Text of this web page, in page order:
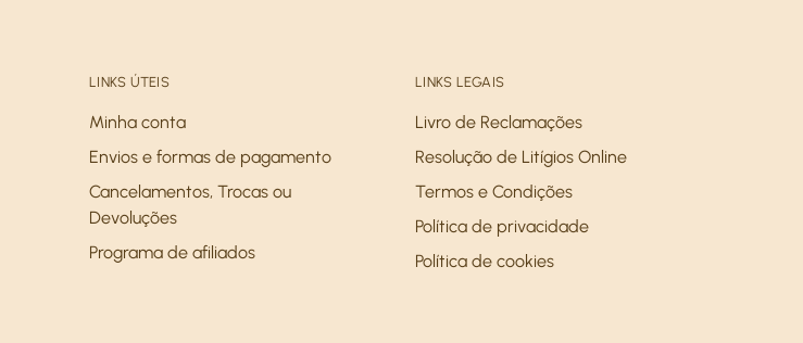
LINKS ÚTEIS
Minha conta
Envios e formas de pagamento
Cancelamentos, Trocas ou
Devoluções
Programa de afiliados
LINKS LEGAIS
Livro de Reclamações
Resolução de Litígios Online
Termos e Condições
Política de privacidade
Política de cookies